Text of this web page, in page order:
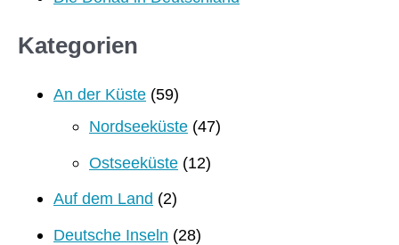
Kategorien
An der Küste (59)
Nordseeküste (47)
Ostseeküste (12)
Auf dem Land (2)
Deutsche Inseln (28)